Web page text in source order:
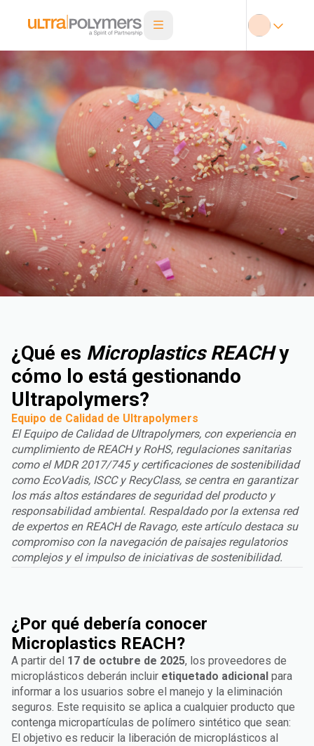
¿Qué es Microplastics REACHy
cómo lo está gestionando
Ultrapolymers?
Equipo de Calidad de Ultrapolymers
El Equipo de Calidad de Ultrapolymers, con experiencia en
cumplimiento de REACH y RoHS, regulaciones sanitarias
como el MDR 2017/745 y certificaciones de sostenibilidad
como EcoVadis, ISCC y RecyClass, se centra en garantizar
los más altos estándares de seguridad del producto y
responsabilidad ambiental. Respaldado por la extensa red
de expertos en REACH de Ravago, este artículo destaca su
compromiso con la navegación de paisajes regulatorios
complejos y el impulso de iniciativas de sostenibilidad.
¿Por qué debería conocer
Microplastics REACH?
A partir del 17 de octubre de 2025, los proveedores de
microplásticos deberán incluir etiquetado adicional para
informar a los usuarios sobre el manejo y la eliminación
seguros. Este requisito se aplica a cualquier producto que
contenga micropartículas de polímero sintético que sean:
El objetivo es reducir la liberación de microplásticos al